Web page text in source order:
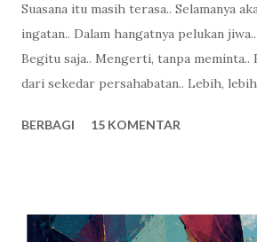
Suasana itu masih terasa.. Selamanya
ingatan.. Dalam hangatnya pelukan
Begitu saja.. Mengerti, tanpa meminta..
dari sekedar persahabatan.. Lebih,
BERBAGI 15 KOMENTAR